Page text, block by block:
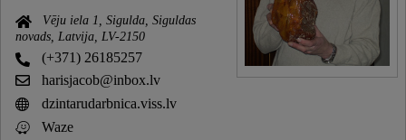
Vēju iela 1, Sigulda, Siguldas
novads, Latvija, LV-2150
(+371) 26185257
harisjacob@inbox.lv
dzintarudarbnica.viss.lv
Waze